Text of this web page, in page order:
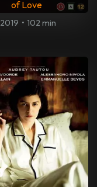
of Love
2019 • 102 min